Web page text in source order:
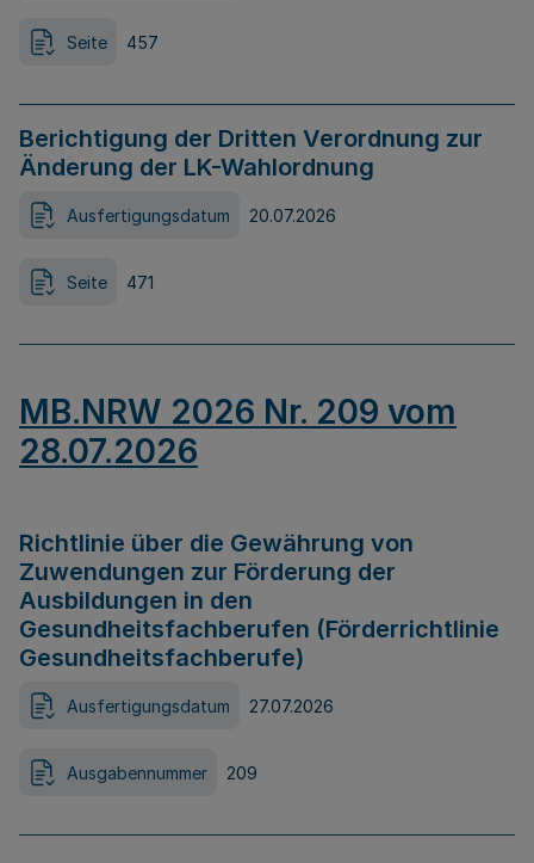
Seite 457
Berichtigung der Dritten Verordnung zur
Änderung der LK-Wahlordnung
Ausfertigungsdatum 20.07.2026
Seite 471
MB.NRW 2026 Nr. 209 vom
28.07.2026
Richtlinie über die Gewährung von
Zuwendungen zur Förderung der
Ausbildungen in den
Gesundheitsfachberufen (Förderrichtlinie
Gesundheitsfachberufe)
Ausfertigungsdatum 27.07.2026
Ausgabennummer 209